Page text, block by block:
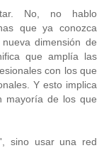
No, no hablo
que ya conozca
dimensión de
que amplía las
con los que
Y esto implica
mayoría de los que
sino usar una red